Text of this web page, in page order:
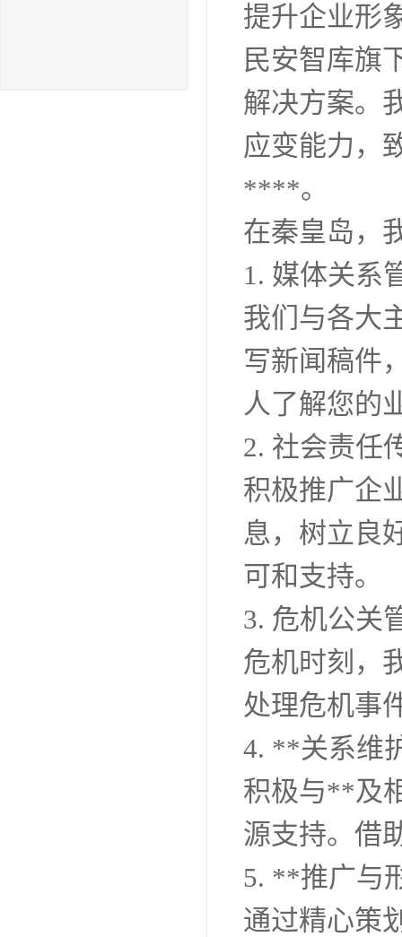
提升企业形
民安智库旗
解决方案。
应变能力，
****。
在秦皇岛，
1. 媒体关系
我们与各大
写新闻稿件
人了解您的
2. 社会责任
积极推广企
息，树立良
可和支持。
3. 危机公关
危机时刻，
处理危机事
4. **关系维
积极与**及
源支持。借
5. **推广与
通过精心策